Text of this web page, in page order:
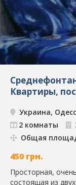
Квартиры,
Украина,
2 комнаты
Общая
450 грн.
Просторная,
состоящая из